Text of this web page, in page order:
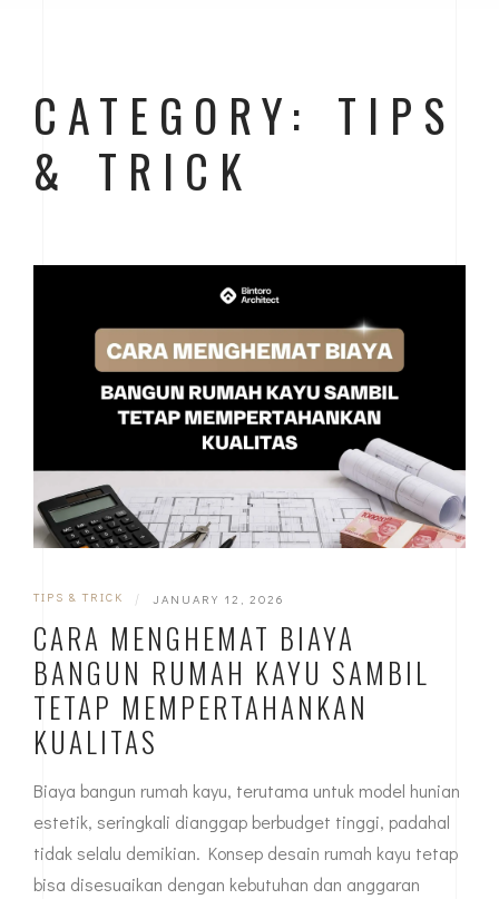
CATEGORY: TIPS
& TRICK
TIPS & TRICK | JANUARY 12, 2026
CARA MENGHEMAT BIAYA
BANGUN RUMAH KAYU SAMBIL
TETAP MEMPERTAHANKAN
KUALITAS
Biaya bangun rumah kayu, terutama untuk model hunian
estetik, seringkali dianggap berbudget tinggi, padahal
tidak selalu demikian. Konsep desain rumah kayu tetap
bisa disesuaikan dengan kebutuhan dan anggaran